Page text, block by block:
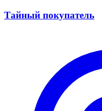
Тайный покупатель